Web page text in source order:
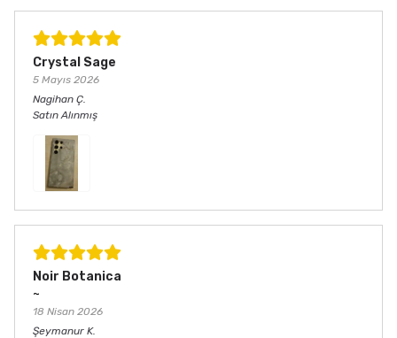
Crystal Sage
5 Mayıs 2026
Nagihan Ç.
Satın Alınmış
Noir Botanica
~
18 Nisan 2026
Şeymanur K.